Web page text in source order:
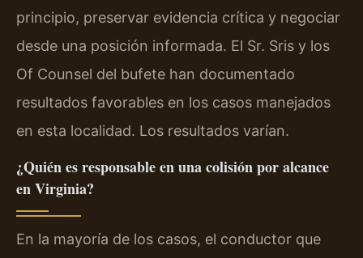
principio, preservar evidencia crítica y negociar
desde una posición informada. El Sr. Sris y los
Of Counsel del bufete han documentado
resultados favorables en los casos manejados
en esta localidad. Los resultados varían.
¿Quién es responsable en una colisión por alcance
en Virginia?
En la mayoría de los casos, el conductor que